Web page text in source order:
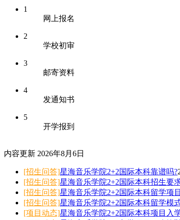
1
网上报名
2
学校初审
3
邮寄资料
4
发通知书
5
开学报到
内容更新 2026年8月6日
[招生问答]星海音乐学院2+2国际本科靠谱吗?
[招生问答]星海音乐学院2+2国际本科招生要
[招生问答]星海音乐学院2+2国际本科留学项
[招生问答]星海音乐学院2+2国际本科留学模
[项目动态]星海音乐学院2+2国际本科项目入